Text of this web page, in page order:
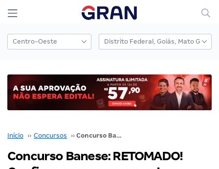
Início ›› Concursos ›› Concurso Banese: RETOMADO! Confira novo cronograma!
Concurso Banese: RETOMADO!